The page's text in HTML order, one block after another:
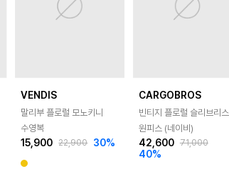
VENDIS
말리부 플로럴 모노키니
수영복
15,900 22,900 30%
CARGOBROS
빈티지 플로럴 슬리브리스
원피스 (네이비)
42,600 71,000
40%